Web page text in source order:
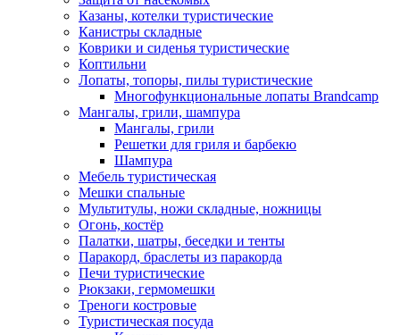
Казаны, котелки туристические
Канистры складные
Коврики и сиденья туристические
Коптильни
Лопаты, топоры, пилы туристические
Многофункциональные лопаты Brandcamp
Мангалы, грили, шампура
Мангалы, грили
Решетки для гриля и барбекю
Шампура
Мебель туристическая
Мешки спальные
Мультитулы, ножи складные, ножницы
Огонь, костёр
Палатки, шатры, беседки и тенты
Паракорд, браслеты из паракорда
Печи туристические
Рюкзаки, гермомешки
Треноги костровые
Туристическая посуда